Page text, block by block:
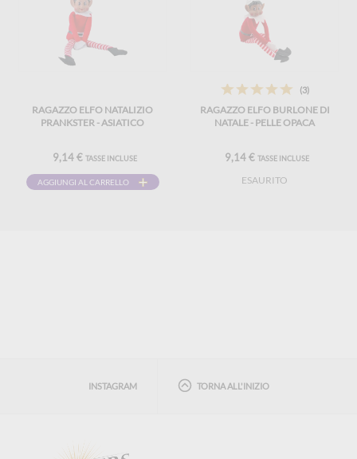
RAGAZZO ELFO NATALIZIO
PRANKSTER - ASIATICO
9,14 € TASSE INCLUSE
AGGIUNGI AL CARRELLO
(3)
RAGAZZO ELFO BURLONE DI
NATALE - PELLE OPACA
9,14 € TASSE INCLUSE
ESAURITO
INSTAGRAM TORNA ALL'INIZIO